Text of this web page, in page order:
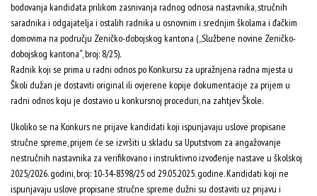
bodovanja kandidata prilikom zasnivanja radnog odnosa nastavnika, stručnih
saradnika i odgajatelja i ostalih radnika u osnovnim i srednjim školama i đačkim
domovima na području Zeničko-dobojskog kantona („Službene novine Zeničko-
dobojskog kantona“, broj: 8/25).
Radnik koji se prima u radni odnos po Konkursu za upražnjena radna mjesta u
Školi dužan je dostaviti original ili ovjerene kopije dokumentacije za prijem u
radni odnos koju je dostavio u konkursnoj proceduri, na zahtjev Škole.
Ukoliko se na Konkurs ne prijave kandidati koji ispunjavaju uslove propisane
stručne spreme, prijem će se izvršiti u skladu sa Uputstvom za angažovanje
nestručnih nastavnika za verifikovano i instruktivno izvođenje nastave u školskoj
2025/2026. godini, broj: 10-34-8398/25 od 29.05.2025. godine. Kandidati koji ne
ispunjavaju uslove propisane stručne spreme dužni su dostaviti uz prijavu i